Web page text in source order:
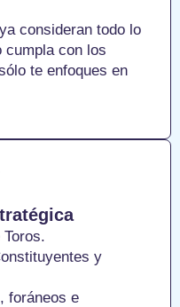
consideran todo lo
cumpla con los
te enfoques en
y
foráneos e